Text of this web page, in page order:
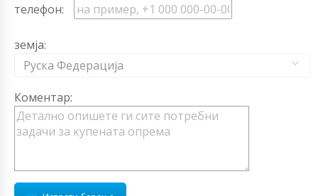
телефон:
земја:
Руска Федерација
Коментар: